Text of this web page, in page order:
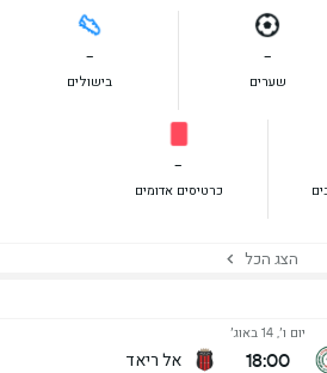
-
שערים
-
בישולים
-
כרטיסים אדומים
הצג הכל
יום ו׳, 14 באוג׳
18:00 אל ריאד